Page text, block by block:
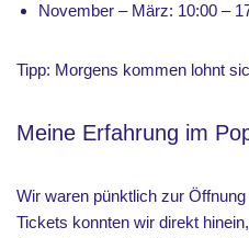
November – März: 10:00 –
Tipp: Morgens kommen lohnt
Meine Erfahrung im
Wir waren pünktlich zur
Tickets konnten wir direkt